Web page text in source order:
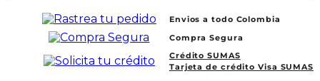
Envios a todo Colombia
Compra Segura
Crédito SUMAS
Tarjeta de crédito Visa SUMAS